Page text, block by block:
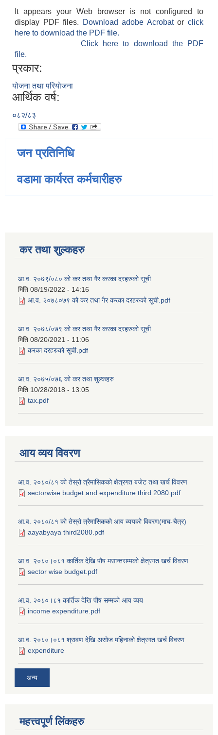
It appears your Web browser is not configured to
display PDF files.
Download adobe Acrobatorclick
here to download the PDF file.
Click here to download the PDF
file.
प्रकार:
योजना तथा परियोजना
आर्थिक वर्ष:
०८२/८३
जन प्रतिनिधि
वडामा कार्यरत कर्मचारीहरु
कर तथा शुल्कहरु
आ.व. २०७९/०८० को कर तथा गैर करका दरहरुको सूची
मिति 08/19/2022 - 14:16
आ.व. २०७८०७९ को कर तथा गैर करका दरहरुको सूची.pdf
आ.व. २०७८/०७९ को कर तथा गैर करका दरहरुको सूची
मिति 08/20/2021 - 11:06
करका दरहरुको सूची.pdf
आ.व. २०७५/०७६ को कर तथा शुल्कहरु
मिति 10/28/2018 - 13:05
tax.pdf
आय व्यय विवरण
आ.व. २०८०/८१ को तेस्रो त्रैमासिकको क्षेत्रगत बजेट तथा खर्च विवरण
sectorwise budget and expenditure third 2080.pdf
आ.व. २०८०/८१ को तेस्रो त्रैमासिकको आय व्ययको विवरण(माघ-चैत्र)
aayabyaya third2080.pdf
आ.व. २०८०।०८१ कार्तिक देखि पौष मसान्तसम्मको क्षेत्रगत खर्च विवरण
sector wise budget.pdf
आ.व. २०८०।८१ कार्तिक देखि पौष सम्मको आय व्यय
income expenditure.pdf
आ.व. २०८०।०८१ श्रावण देखि असोज महिनाको क्षेत्रगत खर्च विवरण
expenditure
अन्य
महत्त्वपूर्ण लि‌ंकहरु